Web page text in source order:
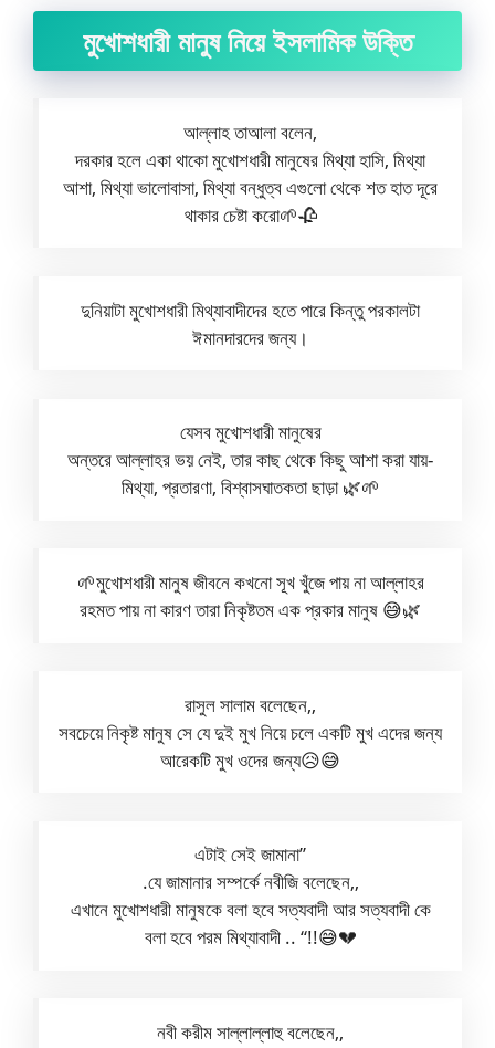
মুখোশধারী মানুষ নিয়ে ইসলামিক উক্তি
আল্লাহ তাআলা বলেন,
দরকার হলে একা থাকো মুখোশধারী মানুষের মিথ্যা হাসি, মিথ্যা
আশা, মিথ্যা ভালোবাসা, মিথ্যা বন্ধুত্ব এগুলো থেকে শত হাত দূরে
থাকার চেষ্টা করো🌱🥀
দুনিয়াটা মুখোশধারী মিথ্যাবাদীদের হতে পারে কিন্তু পরকালটা
ঈমানদারদের জন্য।
যেসব মুখোশধারী মানুষের
অন্তরে আল্লাহর ভয় নেই, তার কাছ থেকে কিছু আশা করা যায়-
মিথ্যা, প্রতারণা, বিশ্বাসঘাতকতা ছাড়া 🌿🌱
🌱মুখোশধারী মানুষ জীবনে কখনো সূখ খুঁজে পায় না আল্লাহর
রহমত পায় না কারণ তারা নিকৃষ্টতম এক প্রকার মানুষ 😅🌿
রাসুল সালাম বলেছেন,,
সবচেয়ে নিকৃষ্ট মানুষ সে যে দুই মুখ নিয়ে চলে একটি মুখ এদের জন্য
আরেকটি মুখ ওদের জন্য😥😅
এটাই সেই জামানা”
.যে জামানার সম্পর্কে নবীজি বলেছেন,,
এখানে মুখোশধারী মানুষকে বলা হবে সত্যবাদী আর সত্যবাদী কে
বলা হবে পরম মিথ্যাবাদী .. “!!😅💔
নবী করীম সাল্লাল্লাহু বলেছেন,,